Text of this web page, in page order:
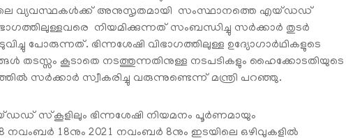
വ്യവസ്ഥകൾക്ക് അനുസൃതമായി സംസ്ഥാനത്തെ എയ്ഡഡ്
നിയമിക്കുന്നത് സംബന്ധിച്ചു സർക്കാർ തുടർ
പോരുന്നത്. ഭിന്നശേഷി വിഭാഗത്തിലുള്ള ഉദ്യോഗാർഥികളുടെ
തടസ്സം കൂടാതെ നടത്തുന്നതിനുള്ള നടപടികളും ഹൈക്കോടതിയുടെ
സർക്കാർ സ്വീകരിച്ചു വരുന്നുണ്ടെന്ന് മന്ത്രി പറഞ്ഞു.
സ്‌കൂളിലും ഭിന്നശേഷി നിയമനം പൂർണമായും
നവംബർ 18നും 2021 നവംബർ 8നും ഇടയിലെ ഒഴിവുകളിൽ